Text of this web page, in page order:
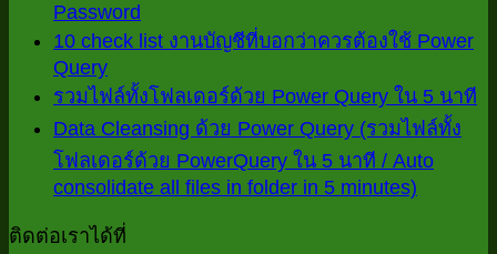
Passwordไม่มี
ความ
เห็น
บน
Power
Queryดึง
ข้อมูล
10 check list งานบัญชีที่บอกว่าควรต้องใช้ Power
Queryไม่มี
ความ
เห็น
บน
10
check
list
รวมไฟล์ทั้งโฟลเดอร์ด้วย Power Query ใน 5 นาที
Data Cleansing ด้วย Power Query (รวมไฟล์ทั้ง
โฟลเดอร์ด้วย PowerQuery ใน 5 นาที / Auto
consolidate all files in folder in 5 minutes)ไม่มี
ติดต่อเราได้ที่